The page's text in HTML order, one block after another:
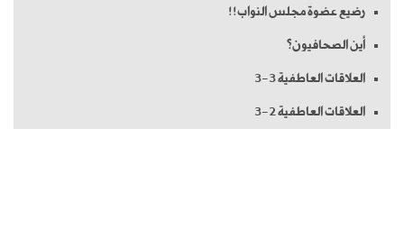
رضيع عضوة مجلس النواب!!
أين الصحافيون؟
العلاقات العاطفية 3-3
العلاقات العاطفية 2-3